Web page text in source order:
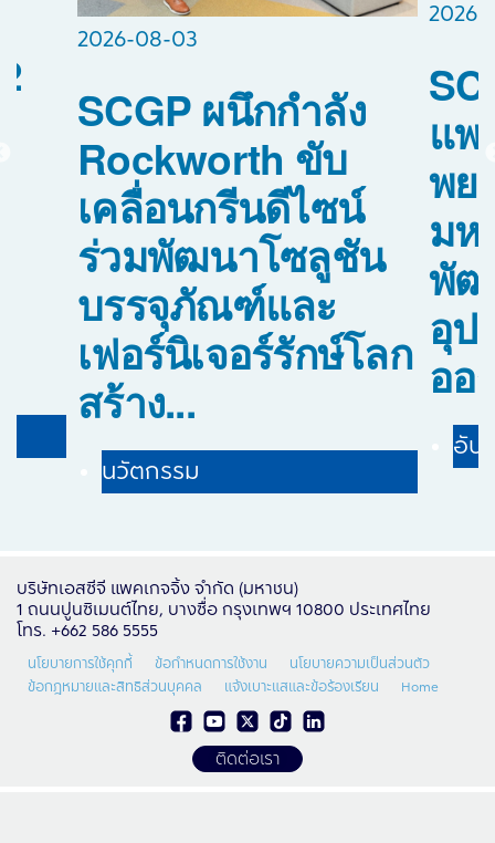
2026-08-03
SCGP ผนึกกำลัง
Rockworth ขับ
เคลื่อนกรีนดีไซน์
ร่วมพัฒนาโซลูชัน
บรรจุภัณฑ์และ
เฟอร์นิเจอร์รักษ์โลก
สร้าง...
นวัตกรรม
2026-
แพ
พย
มห
พัฒ
อุป
ออ
อัป
บริษัทเอสซีจี แพคเกจจิ้ง จำกัด (มหาชน)
1 ถนนปูนซิเมนต์ไทย, บางซื่อ กรุงเทพฯ 10800 ประเทศไทย
โทร. +662 586 5555
นโยบายการใช้คุกกี้ ข้อกำหนดการใช้งาน
นโยบายความเป็นส่วนตัว
ข้อกฎหมายและสิทธิส่วนบุคคล
แจ้งเบาะแสและข้อร้องเรียน Home
ติดต่อเรา